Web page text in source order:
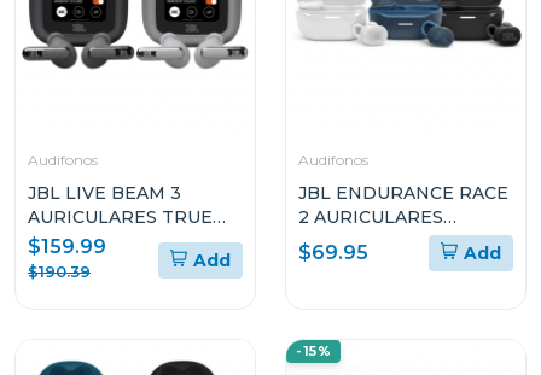
Audifonos
JBL LIVE BEAM 3
AURICULARES TRUE
WIRELESS CON
CANCELACIÓN DE
$159.99
$190.39
Add
Audifonos
JBL ENDURANCE RACE
2 AURICULARES
DEPORTIVOS TRUE
WIRELESS
$69.95 Add
-15%